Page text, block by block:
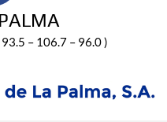
– 106.7 – 96.0 )